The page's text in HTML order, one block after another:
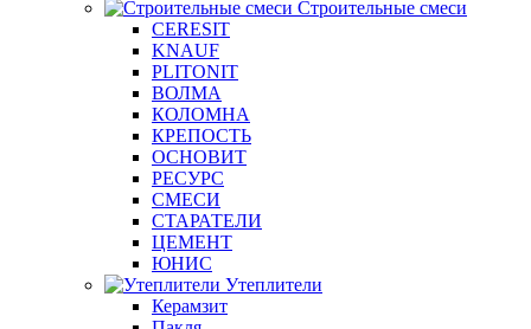
Строительные смеси
CERESIT
KNAUF
PLITONIT
ВОЛМА
КОЛОМНА
КРЕПОСТЬ
ОСНОВИТ
РЕСУРС
СМЕСИ
СТАРАТЕЛИ
ЦЕМЕНТ
ЮНИС
Утеплители
Керамзит